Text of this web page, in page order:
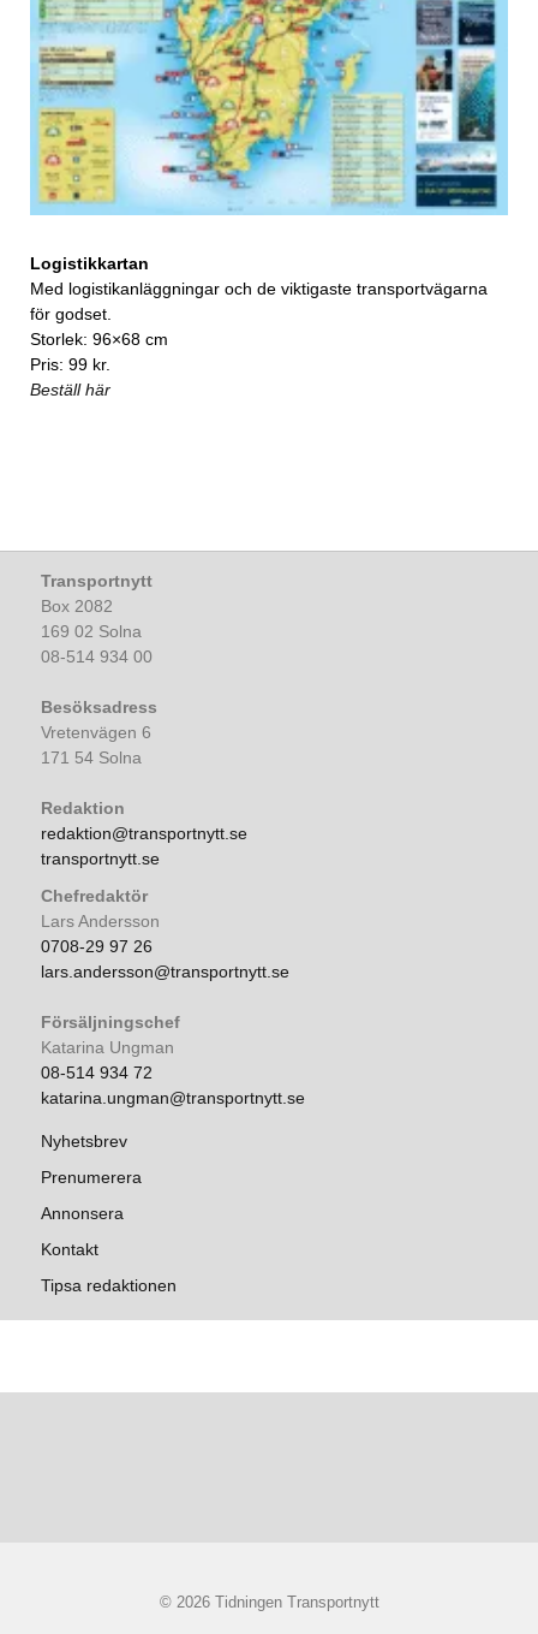
Logistikkartan
Med logistikanläggningar och de viktigaste transportvägarna
för godset.
Storlek: 96×68 cm
Pris: 99 kr.
Beställ här
Transportnytt
Box 2082
169 02 Solna
08-514 934 00
Besöksadress
Vretenvägen 6
171 54 Solna
Redaktion
redaktion@transportnytt.se
transportnytt.se
Chefredaktör
Lars Andersson
0708-29 97 26
lars.andersson@transportnytt.se
Försäljningschef
Katarina Ungman
08-514 934 72
katarina.ungman@transportnytt.se
Nyhetsbrev
Prenumerera
Annonsera
Kontakt
Tipsa redaktionen
© 2026 Tidningen Transportnytt